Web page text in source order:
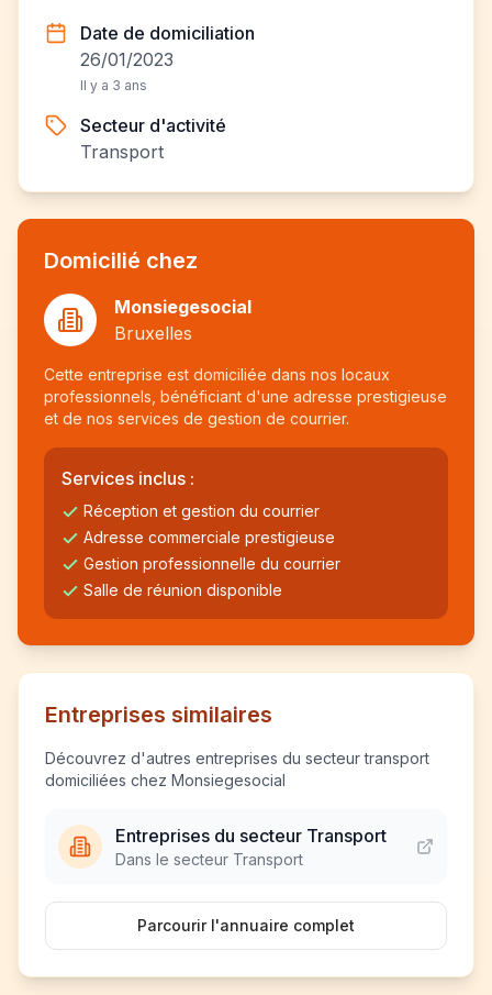
Date de domiciliation
26/01/2023
Il y a 3 ans
Secteur d'activité
Transport
Domicilié chez
Monsiegesocial
Bruxelles
Cette entreprise est domiciliée dans nos locaux
professionnels, bénéficiant d'une adresse prestigieuse
et de nos services de gestion de courrier.
Services inclus :
Réception et gestion du courrier
Adresse commerciale prestigieuse
Gestion professionnelle du courrier
Salle de réunion disponible
Entreprises similaires
Découvrez d'autres entreprises du secteur transport
domiciliées chez Monsiegesocial
Entreprises du secteur Transport
Dans le secteur Transport
Parcourir l'annuaire complet